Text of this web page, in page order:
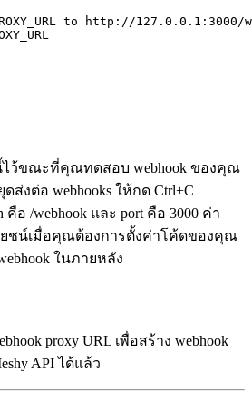
to http://127.0.0.1:3000/
ไว้ขณะที่คุณทดสอบ webhook ของคุณ
ส่งต่อ webhooks ให้กด Ctrl+C
คือ /webhook และ port คือ 3000 ค่า
ยชน์เมื่อคุณต้องการตั้งค่าโค้ดของคุณ
ในภายหลัง
proxy URL เพื่อสร้าง webhook
API ได้แล้ว